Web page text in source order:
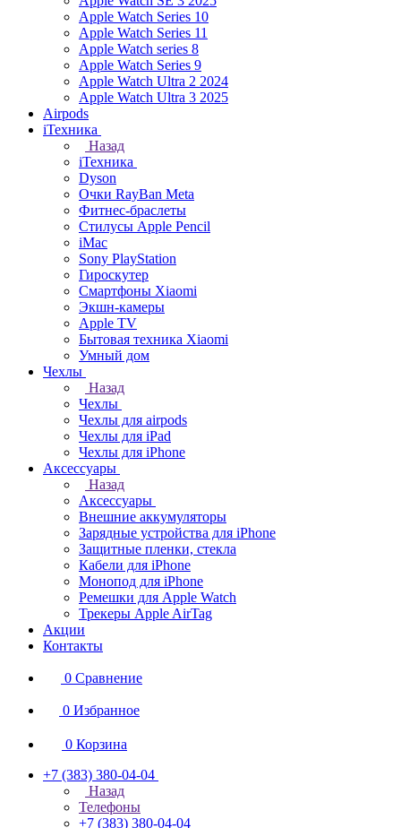
Apple Watch Series 10
Apple Watch Series 11
Apple Watch series 8
Apple Watch Series 9
Apple Watch Ultra 2 2024
Apple Watch Ultra 3 2025
Airpods
iТехника
Назад
iТехника
Dyson
Очки RayBan Meta
Фитнес-браслеты
Стилусы Apple Pencil
iMac
Sony PlayStation
Гироскутер
Смартфоны Xiaomi
Экшн-камеры
Apple TV
Бытовая техника Xiaomi
Умный дом
Чехлы
Назад
Чехлы
Чехлы для airpods
Чехлы для iPad
Чехлы для iPhone
Аксессуары
Назад
Аксессуары
Внешние аккумуляторы
Зарядные устройства для iPhone
Защитные пленки, стекла
Кабели для iPhone
Монопод для iPhone
Ремешки для Apple Watch
Трекеры Apple AirTag
Акции
Контакты
0 Сравнение
0 Избранное
0 Корзина
+7 (383) 380-04-04
Назад
Телефоны
+7 (383) 380-04-04